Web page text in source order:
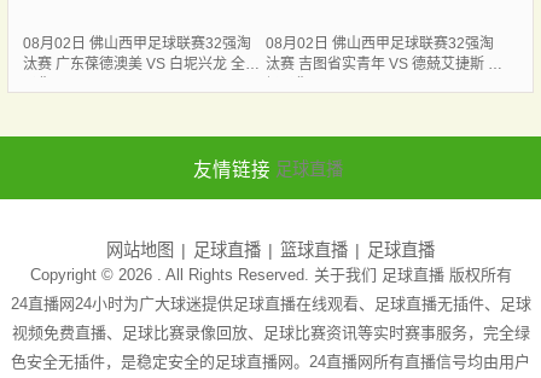
08月02日 佛山西甲足球联赛32强淘
汰赛 广东葆德澳美 VS 白坭兴龙 全场
08月02日 佛山西甲足球联赛32强淘
汰赛 吉图省实青年 VS 德兢艾捷斯 全
友情链接 足球直播
网站地图 足球直播 篮球直播 足球直播
Copyright © 2026 . All Rights Reserved. 关于我们 足球直播版权所有
24直播网24小时为广大球迷提供足球直播在线观看、足球直播无插件、足球
视频免费直播、足球比赛录像回放、足球比赛资讯等实时赛事服务，完全绿
色安全无插件，是稳定安全的足球直播网。24直播网所有直播信号均由用户